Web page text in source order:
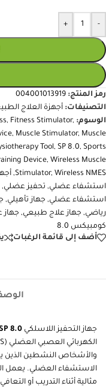
-
+
رمز المنتج: 004001013919
التصنيفات: أجهزة العلاج
الوسوم:
, Fitness Stimulator,
, Muscle Stimulator, Muscle
Tool, SP 8.0, Sports
Device, Wireless Muscle
Stimulator, Wireless NMES
,
استشفاء عضلي, تحفيز عضلي,
استشفاء عضلي, جهاز تأهيلي,
رياضي, جهاز علاج طبيعي, جهاز
كومبيكس 8.0
أضف إلى قائمة الرغبات
جهاز التحفيز اللاسلكي 8.0
والأشخاص النشطين الذين
الاستشفاء العضلي. يعمل
مثالية أثناء التدريب أو